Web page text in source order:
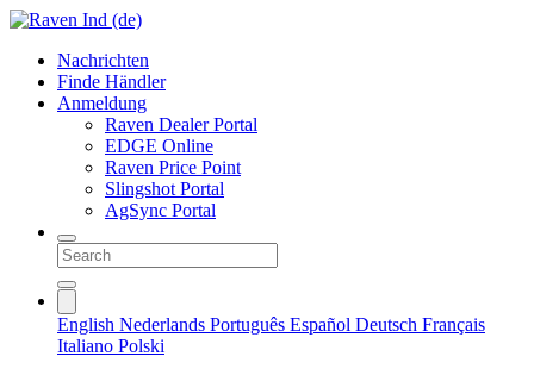
Nachrichten
Finde Händler
Anmeldung
Raven Dealer Portal
EDGE Online
Raven Price Point
Slingshot Portal
AgSync Portal
English Nederlands Português Español Deutsch Français
Italiano Polski